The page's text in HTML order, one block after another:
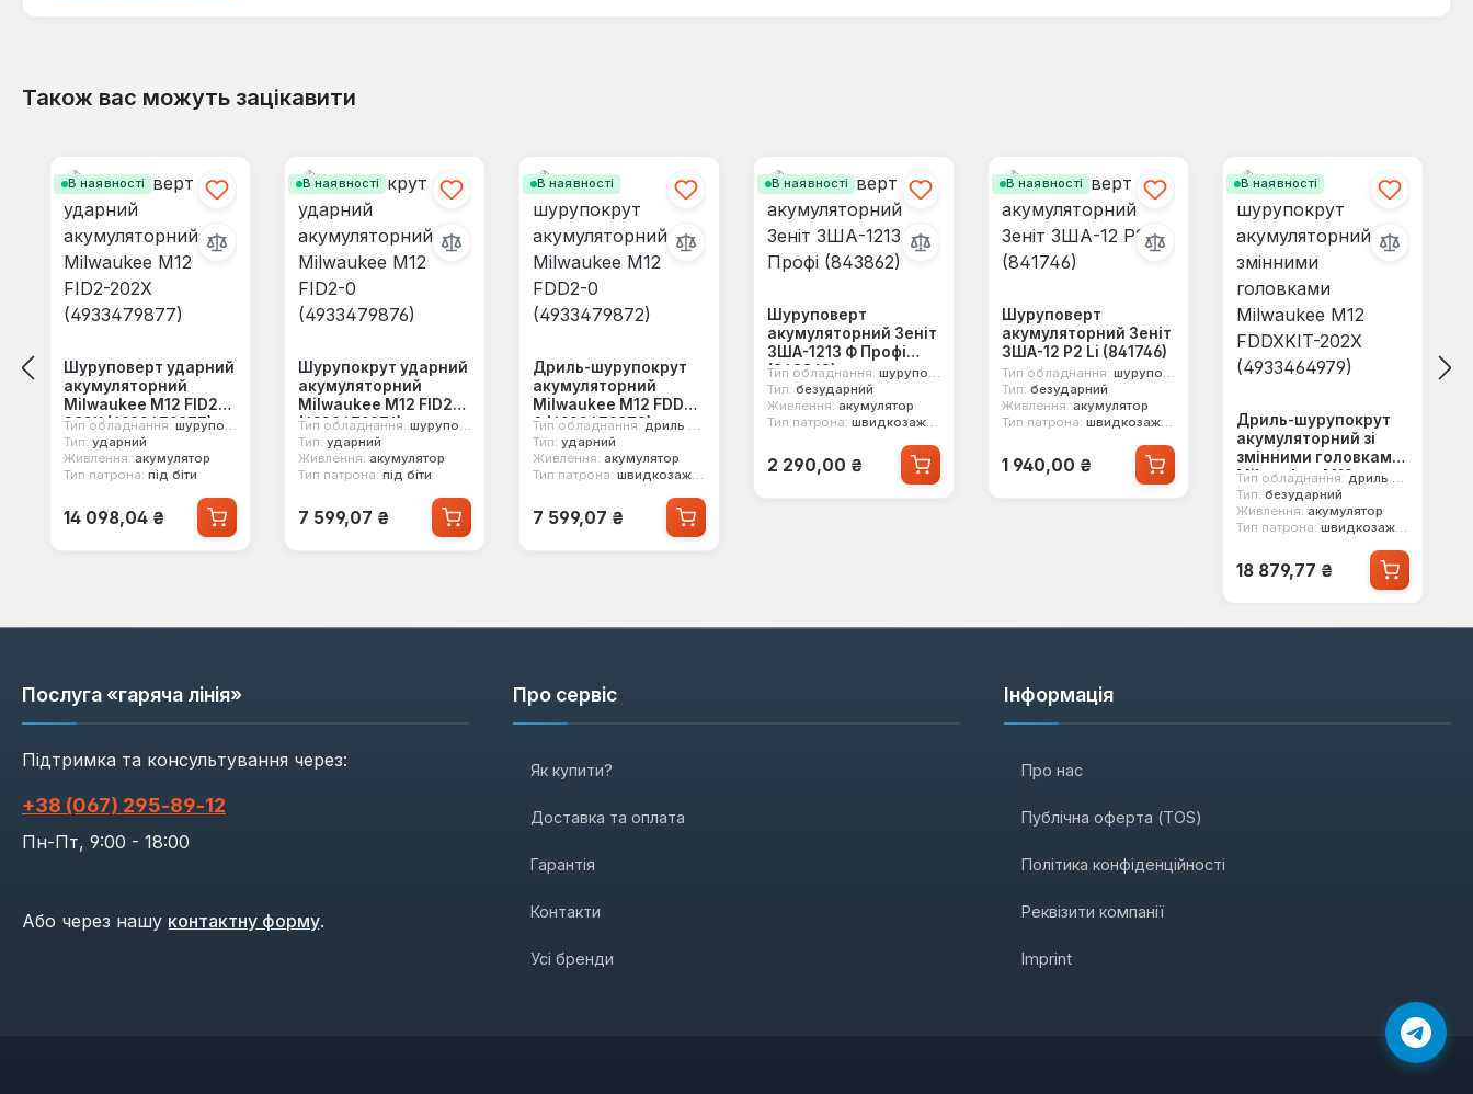
Також вас можуть зацікавити
В наявності
Шуруповерт ударний
акумуляторний
Milwaukee M12 FID2-
202X (4933479877)
Тип обладнання: шуруповерт
Тип: ударний
Живлення: акумулятор
Тип патрона: під біти
Звичайна ціна:
14 098,04 ₴
В наявності
Шурупокрут ударний
акумуляторний
Milwaukee M12 FID2-0
(4933479876)
Тип обладнання: шуруповерт
Тип: ударний
Живлення: акумулятор
Тип патрона: під біти
Звичайна ціна:
7 599,07 ₴
В наявності
Дриль-шурупокрут
акумуляторний
Milwaukee M12 FDD2-
0 (4933479872)
Тип обладнання: дриль шурупокрут
Тип: ударний
Живлення: акумулятор
Тип патрона: швидкозажимний
Звичайна ціна:
7 599,07 ₴
В наявності
Шуруповерт
акумуляторний Зеніт
ЗША-1213 Ф Профі
(843862)
Тип обладнання: шуруповерт
Тип: безударний
Живлення: акумулятор
Тип патрона: швидкозажимний
Звичайна ціна:
2 290,00 ₴
В наявності
Шуруповерт
акумуляторний Зеніт
ЗША-12 Р2 Li (841746)
Тип обладнання: шуруповерт
Тип: безударний
Живлення: акумулятор
Тип патрона: швидкозажимний
Звичайна ціна:
1 940,00 ₴
В наявності
Дриль-шурупокрут
акумуляторний зі
змінними головками
Milwaukee M12
FDDXKIT-202X
(4933464979)
Тип обладнання: дриль шурупокрут
Тип: безударний
Живлення: акумулятор
Тип патрона: швидкозажимний
Звичайна ціна:
18 879,77 ₴
Послуга «гаряча лінія»
Підтримка та консультування через:
+38 (067) 295‑89‑12
Пн-Пт, 9:00 - 18:00
Або через нашу контактну форму.
Про сервіс
Як купити?
Доставка та оплата
Гарантія
Контакти
Усі бренди
Інформація
Про нас
Публічна оферта (TOS)
Політика конфіденційності
Реквізити компанії
Imprint